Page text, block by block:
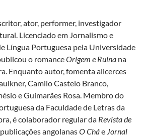
ator, performer, investigador
Licenciado em Jornalismo e
Língua Portuguesa pela Universidade
o romanceOrigem e Ruína na
Enquanto autor, fomenta alicerces
Camilo Castelo Branco,
e Guimarães Rosa. Membro do
da Faculdade de Letras da
é colaborador regular da Revista de
angolanasO Cháe Jornal